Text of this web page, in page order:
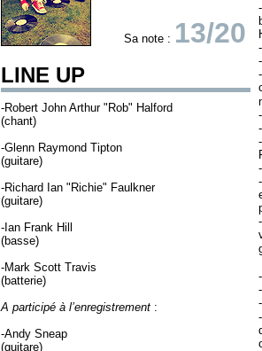
Sa note : 13/20
LINE UP
-Robert John Arthur "Rob" Halford
(chant)
-Glenn Raymond Tipton
(guitare)
-Richard Ian "Richie" Faulkner
(guitare)
-Ian Frank Hill
(basse)
-Mark Scott Travis
(batterie)
A participé à l’enregistrement :
-Andy Sneap
(guitare)